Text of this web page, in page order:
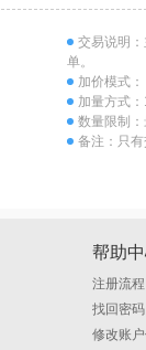
交易说明：
单。
加价模式：
加量方式：
数量限制：
备注： 只
帮助
注册流程
找回密码
修改账